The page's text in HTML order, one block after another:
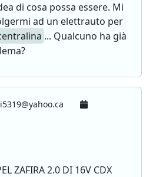
di cosa possa essere. Mi
ad un elettrauto per
... Qualcuno ha già
ZAFIRA 2.0 DI 16V CDX